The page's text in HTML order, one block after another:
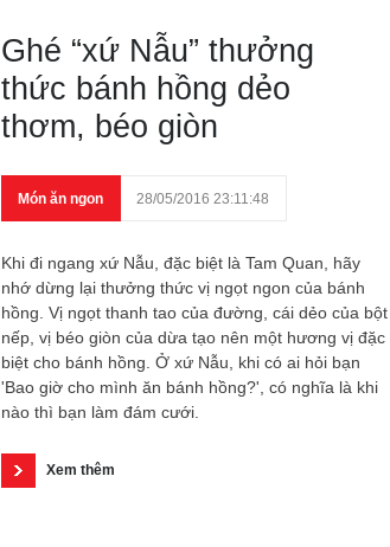
Ghé “xứ Nẫu” thưởng
thức bánh hồng dẻo
thơm, béo giòn
Món ăn ngon 28/05/2016 23:11:48
Khi đi ngang xứ Nẫu, đặc biệt là Tam Quan, hãy
nhớ dừng lại thưởng thức vị ngọt ngon của bánh
hồng. Vị ngọt thanh tao của đường, cái dẻo của bột
nếp, vị béo giòn của dừa tạo nên một hương vị đặc
biệt cho bánh hồng. Ở xứ Nẫu, khi có ai hỏi bạn
'Bao giờ cho mình ăn bánh hồng?', có nghĩa là khi
nào thì bạn làm đám cưới.
Xem thêm